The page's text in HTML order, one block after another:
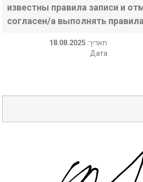
известны правила записи и
согласен/а выполнять
18.08.2025 :תאריך
Дата